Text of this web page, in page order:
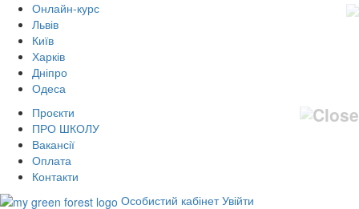
Онлайн-курс
Львів
Київ
Харків
Дніпро
Одеса
Проєкти
ПРО ШКОЛУ
Вакансії
Оплата
Контакти
Особистий кабінет Увійти